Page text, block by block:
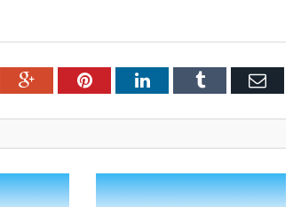
Google+PinterestLinkedInTumblr Email